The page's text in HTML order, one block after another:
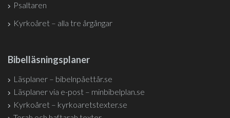
Psaltaren
Kyrkoåret – alla tre årgångar
Bibelläsningsplaner
Läsplaner – bibelnpåettår.se
Läsplaner via e-post – minbibelplan.se
Kyrkoåret – kyrkoaretstexter.se